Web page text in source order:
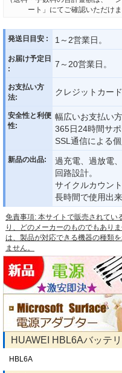
ート」にてご確認いただけま
発送日目安 : 1～2営業日。
お届け予定日
:
7～20営業日。
お支払い方
法:
クレジットカー
安全性と利便
性:
幅広いお支払い
365日24時間サ
SSL通信による
新品の出品:
過充電、過放電
回路設計。
サイクルカウン
長時間で使用出来
免責事項: 本サイトで販売されてい
り、どのメーカーのものでもあり
は、製品が対応できる機器の種類
ません。
HUAWEI HBL6Aバッテ
HBL6A